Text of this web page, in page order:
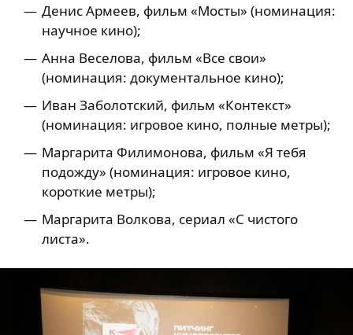
Денис Армеев, фильм «Мосты» (номинация:
научное кино);
Анна Веселова, фильм «Все свои»
(номинация: документальное кино);
Иван Заболотский, фильм «Контекст»
(номинация: игровое кино, полные метры);
Маргарита Филимонова, фильм «Я тебя
подожду» (номинация: игровое кино,
короткие метры);
Маргарита Волкова, сериал «С чистого
листа».